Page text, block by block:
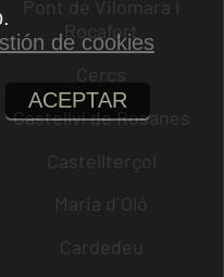
Pont de Vilomara i
Rocafort
Cercs
Castellví de Rosanes
Castellterçol
Maria d´Oló
Cardedeu
de cookies
ACEPTAR